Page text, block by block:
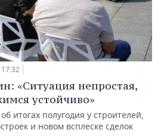
«Ситуация непростая,
устойчиво»
итогах полугодия у строителей,
и новом всплеске сделок